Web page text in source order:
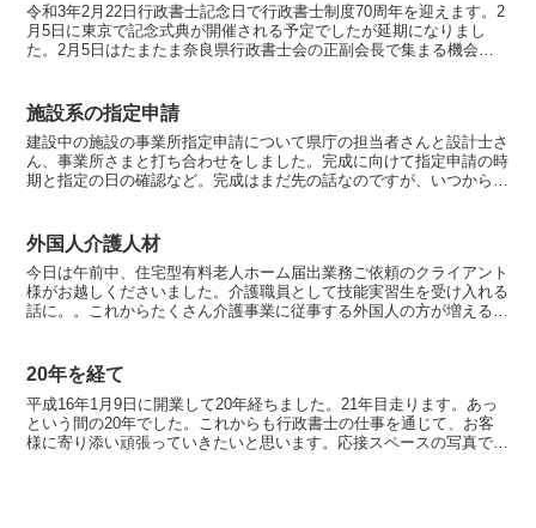
令和3年2月22日行政書士記念日で行政書士制度70周年を迎えます。2
月5日に東京で記念式典が開催される予定でしたが延期になりまし
た。2月5日はたまたま奈良県行政書士会の正副会長で集まる機会が
施設系の指定申請
建設中の施設の事業所指定申請について県庁の担当者さんと設計士さ
ん、事業所さまと打ち合わせをしました。完成に向けて指定申請の時
期と指定の日の確認など。完成はまだ先の話なのですが、いつから書
外国人介護人材
今日は午前中、住宅型有料老人ホーム届出業務ご依頼のクライアント
様がお越しくださいました。介護職員として技能実習生を受け入れる
話に。。これからたくさん介護事業に従事する外国人の方が増えるで
20年を経て
平成16年1月9日に開業して20年経ちました。21年目走ります。あっ
という間の20年でした。これからも行政書士の仕事を通じて、お客
様に寄り添い頑張っていきたいと思います。応接スペースの写真で